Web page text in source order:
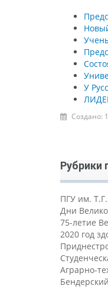
У
Создано:
Рубрики
ПГУ им.
Дни
75-летие
2020 год
Аграрно-